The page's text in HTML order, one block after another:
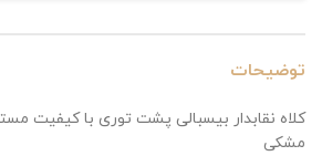
توضیحات
کلاه نقابدار بیسبالی پشت توری با کیفیت
مشکی